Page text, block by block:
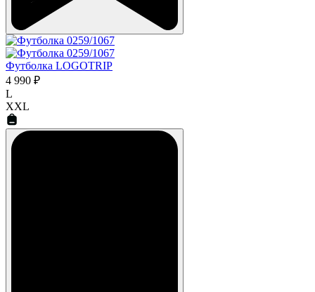
Футболка LOGOTRIP
4 990 ₽
L
XXL